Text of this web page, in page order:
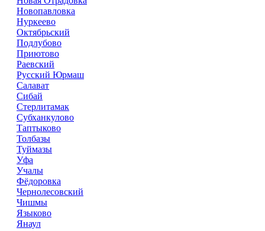
Новопавловка
Нуркеево
Октябрьский
Подлубово
Приютово
Раевский
Русский Юрмаш
Салават
Сибай
Стерлитамак
Субханкулово
Таптыково
Толбазы
Туймазы
Уфа
Учалы
Фёдоровка
Чернолесовский
Чишмы
Языково
Янаул